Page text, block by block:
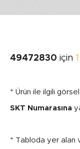
SEGMENT
49472830 için 1
* Ürün ile ilgili
SKT Numarasına
* Tabloda yer alan